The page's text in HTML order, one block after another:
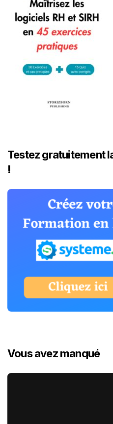
Testez gratuitement
!
Vous avez manqué